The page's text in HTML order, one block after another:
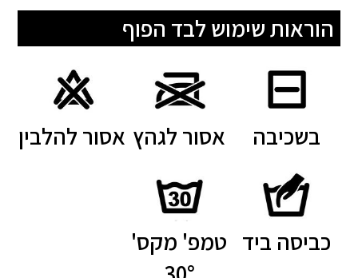
הוראות שימוש לבד הפוף
בשכיבה אסור לגהץ אסור להלבין
כביסה ביד טמפ' מקס'